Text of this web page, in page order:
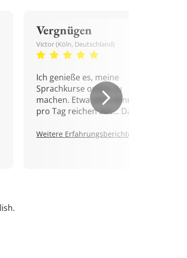
Vergnügen
Victor (Köln, Deutschland)
Ich genieße es, meine
Sprachkurse online zu
machen. Etwa zehn Minuten
pro Tag reichen aus... Danke!
Weitere Erfahrungsberichte.